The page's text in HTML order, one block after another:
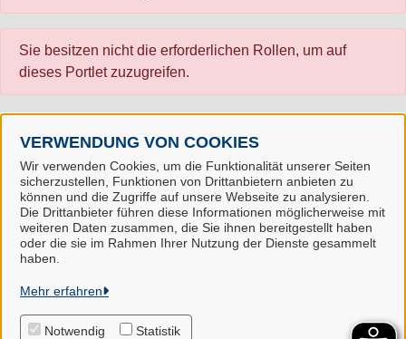
VERWENDUNG VON COOKIES
Wir verwenden Cookies, um die Funktionalität unserer Seiten
sicherzustellen, Funktionen von Drittanbietern anbieten zu
können und die Zugriffe auf unsere Webseite zu analysieren.
Die Drittanbieter führen diese Informationen möglicherweise mit
weiteren Daten zusammen, die Sie ihnen bereitgestellt haben
oder die sie im Rahmen Ihrer Nutzung der Dienste gesammelt
haben.
Mehr erfahren
Notwendig Statistik
Sie besitzen nicht die erforderlichen Rollen, um auf
dieses Portlet zuzugreifen.
Landkreis Harburg
Alle Rechte vorbehalten